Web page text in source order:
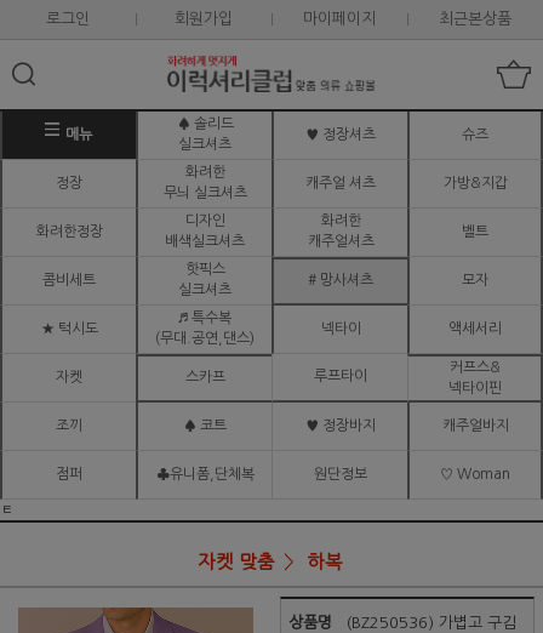
로그인 회원가입 마이페이지 최근본상품
메뉴
♠ 솔리드
실크셔츠
♥ 정장셔츠 슈즈
정장
화려한
무늬 실크셔츠
캐주얼 셔츠 가방&지갑
화려한정장
디자인
배색실크셔츠
화려한
캐주얼셔츠
벨트
콤비세트
핫픽스
실크셔츠
# 망사셔츠 모자
★ 턱시도
♬ 특수복
(무대.공연,댄스)
넥타이 액세서리
자켓 스카프 루프타이
커프스&
넥타이핀
조끼 ♠ 코트 ♥ 정장바지 캐주얼바지
점퍼 ♣유니폼,단체복 원단정보 ♡ Woman
ㅌ
자켓 맞춤 하복
상품명 (BZ250536) 가볍고 구김